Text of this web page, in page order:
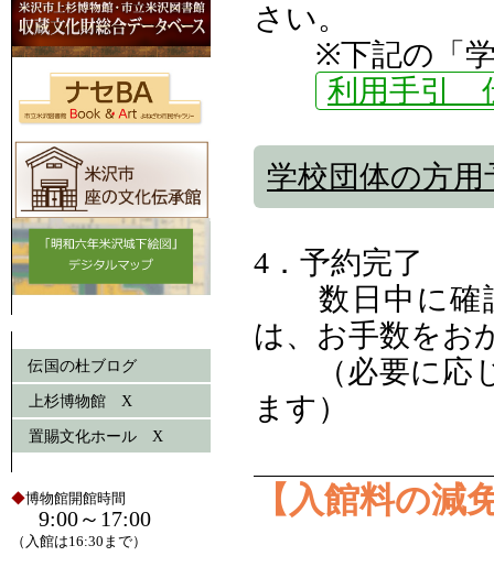
伝国の杜ブログ
上杉博物館 X
置賜文化ホール X
◆博物館開館時間
9:00～17:00
（入館は16:30まで）
さい。
※下記の「学
利用手引
学校団体の方用
4．予約完了
数日中に確認
は、お手数をお
（必要に応じ
ます）
【入館料の減